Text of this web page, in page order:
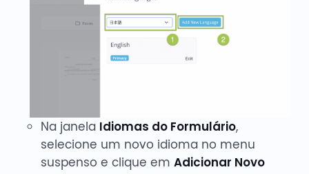
Na janela Idiomas do Formulário,
selecione um novo idioma no menu
suspenso e clique em Adicionar Novo